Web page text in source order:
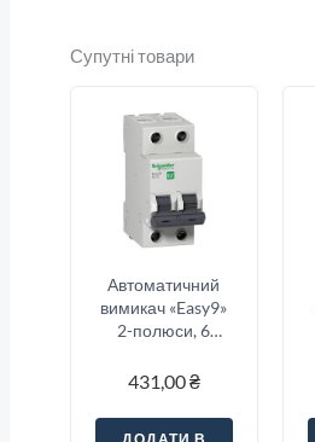
Супутні товари
Автоматичний
вимикач «Easy9»
2-полюси, 6
431,00₴